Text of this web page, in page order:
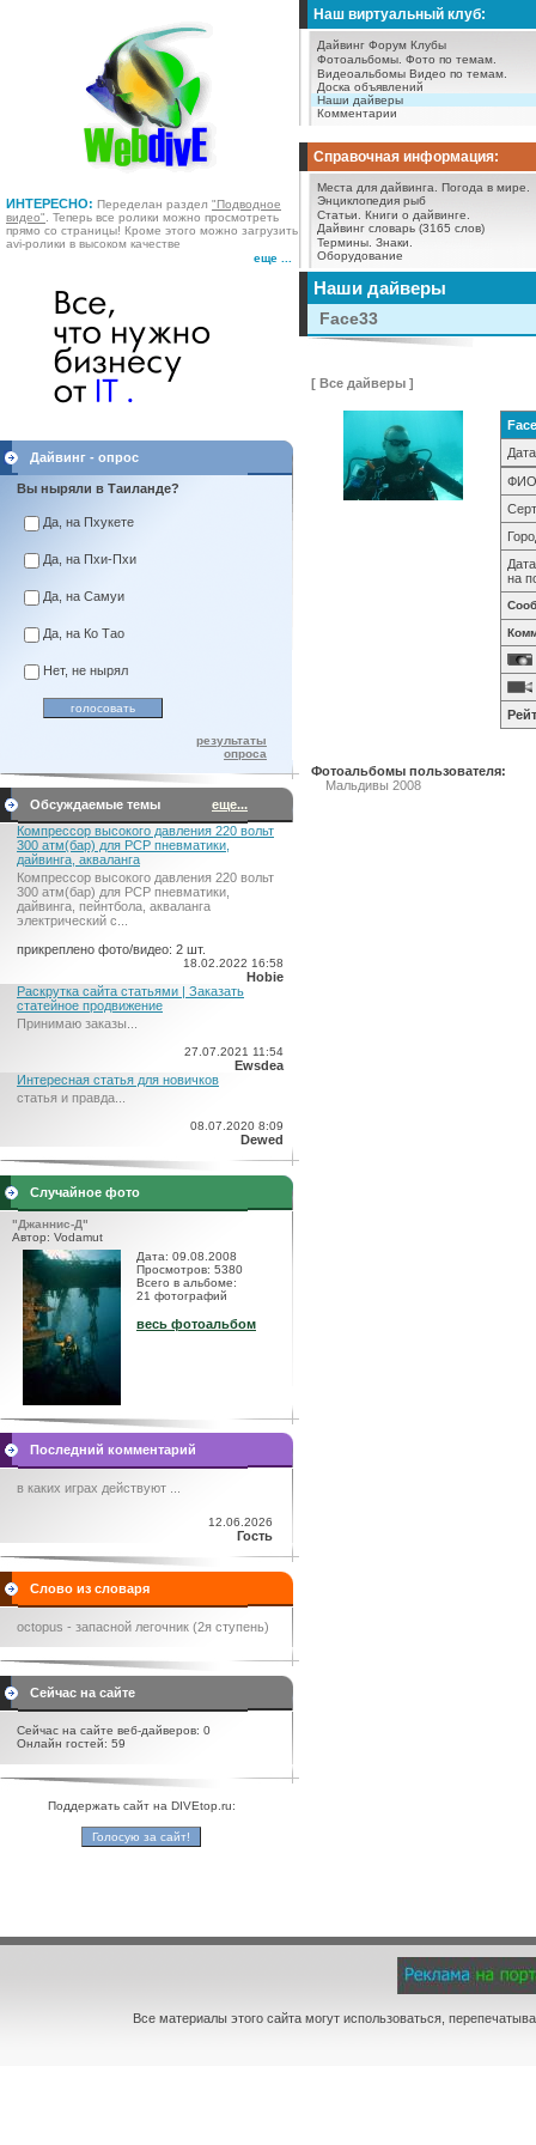
ИНТЕРЕСНО: Переделан раздел "Подводное
видео" . Теперь все ролики можно просмотреть
прямо со страницы! Кроме этого можно загрузить
avi-ролики в высоком качестве
еще ...
Наш виртуальный клуб:
Дайвинг Форум Клубы
Фотоальбомы. Фото по темам.
Видеоальбомы Видео по темам.
Доска объявлений
Наши дайверы
Комментарии
Справочная информация:
Места для дайвинга.
Погода в мире.
Энциклопедия рыб
Статьи.
Книги о дайвинге.
Дайвинг словарь (3165 слов)
Термины. Знаки.
Оборудование
Дайвинг - опрос
Вы ныряли в Таиланде?
Да, на Пхукете
Да, на Пхи-Пхи
Да, на Самуи
Да, на Ко Тао
Нет, не нырял
результаты
опроса
Обсуждаемые темы
еще...
Компрессор высокого давления 220 вольт
300 атм(бар) для PCP пневматики,
дайвинга, акваланга
Компрессор высокого давления 220 вольт
300 атм(бар) для PCP пневматики,
дайвинга, пейнтбола, акваланга
электрический c...
прикреплено фото/видео: 2 шт.
18.02.2022 16:58
Hobie
Раскрутка сайта статьями | Заказать
статейное продвижение
Принимаю заказы...
27.07.2021 11:54
Ewsdea
Интересная статья для новичков
статья и правда...
08.07.2020 8:09
Dewed
Случайное фото
"Джаннис-Д"
Автор: Vodamut
Дата: 09.08.2008
Просмотров: 5380
Всего в альбоме:
21 фотографий
весь фотоальбом
Последний комментарий
в каких играх действуют ...
12.06.2026
Гость
Слово из словаря
octopus - запасной легочник (2я ступень)
Сейчас на сайте
Сейчас на сайте веб-дайверов: 0
Онлайн гостей: 59
Поддержать сайт на DIVEtop.ru:
Наши дайверы
Face33
[ Все дайверы ]
на
Фотоальбомы пользователя:
Мальдивы 2008
Все материалы этого сайта могут использоваться,